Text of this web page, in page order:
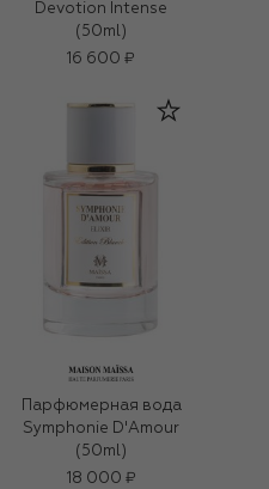
Devotion Intense
(50ml)
16 600 ₽
Парфюмерная вода
Symphonie D'Amour
(50ml)
18 000 ₽